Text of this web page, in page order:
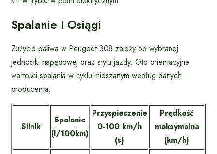
Spalanie I Osiągi
Zużycie paliwa w Peugeot 308 zależy od wybranej
jednostki napędowej oraz stylu jazdy. Oto orientacyjne
wartości spalania w cyklu mieszanym według danych
producenta:
Silnik
Spalanie
(l/100km)
Przyspieszenie
0-100 km/h
(s)
Prędkość
maksymalna
(km/h)